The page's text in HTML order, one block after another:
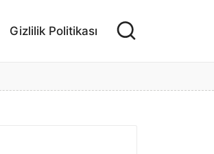
Gizlilik Politikası